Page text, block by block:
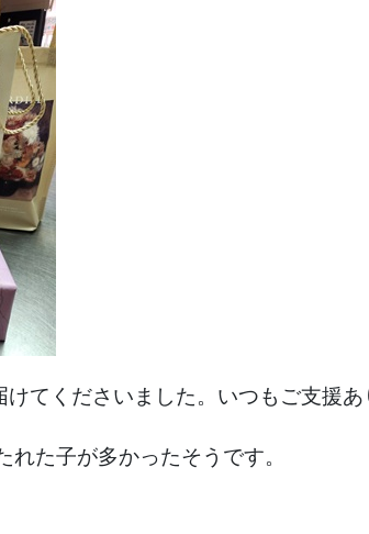
てくださいました。いつもご支援あ
た子が多かったそうです。